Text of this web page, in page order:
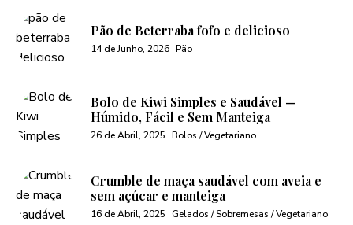
Pão de Beterraba fofo e delicioso
14 de Junho, 2026 Pão
Bolo de Kiwi Simples e Saudável —
Húmido, Fácil e Sem Manteiga
26 de Abril, 2025 Bolos / Vegetariano
Crumble de maça saudável com aveia e
sem açúcar e manteiga
16 de Abril, 2025 Gelados / Sobremesas / Vegetariano